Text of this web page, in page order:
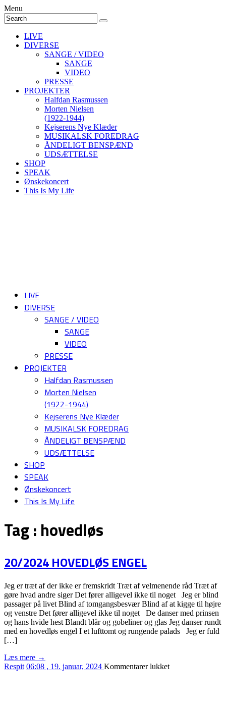
Menu
LIVE
DIVERSE
SANGE / VIDEO
SANGE
VIDEO
PRESSE
PROJEKTER
Halfdan Rasmussen
Morten Nielsen
(1922-1944)
Kejserens Nye Klæder
MUSIKALSK FOREDRAG
ÅNDELIGT BENSPÆND
UDSÆTTELSE
SHOP
SPEAK
Ønskekoncert
This Is My Life
LIVE
DIVERSE
SANGE / VIDEO
SANGE
VIDEO
PRESSE
PROJEKTER
Halfdan Rasmussen
Morten Nielsen
(1922-1944)
Kejserens Nye Klæder
MUSIKALSK FOREDRAG
ÅNDELIGT BENSPÆND
UDSÆTTELSE
SHOP
SPEAK
Ønskekoncert
This Is My Life
Tag : hovedløs
20/2024 HOVEDLØS ENGEL
Jeg er træt af der ikke er fremskridt Træt af velmenende råd Træt af
gøre hvad andre siger Det fører alligevel ikke til noget Jeg er blind
passager på livet Blind af tomgangsbesvær Blind af at kigge til højre
og venstre Det fører alligevel ikke til noget De danser med prinsen
og hans hvide hest Blandt blår og gobeliner og glas Jeg danser rundt
med en hovedløs engel I et lufttomt og rungende palads Jeg er fuld
[…]
Læs mere →
Respit 06:08 , 19. januar, 2024 Kommentarer lukkettil